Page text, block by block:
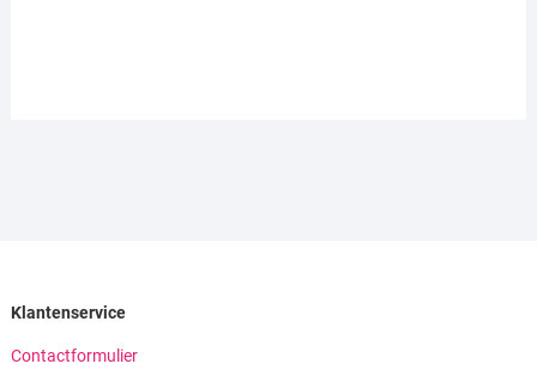
Klantenservice
Contactformulier